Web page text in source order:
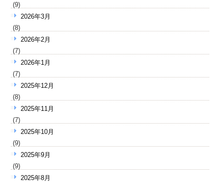
(9)
2026年3月
(8)
2026年2月
(7)
2026年1月
(7)
2025年12月
(8)
2025年11月
(7)
2025年10月
(9)
2025年9月
(9)
2025年8月